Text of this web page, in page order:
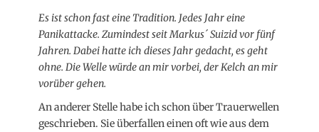
Es ist schon fast eine Tradition. Jedes Jahr eine
Panikattacke. Zumindest seit Markus´ Suizid vor fünf
Jahren. Dabei hatte ich dieses Jahr gedacht, es geht
ohne. Die Welle würde an mir vorbei, der Kelch an mir
vorüber gehen.
An anderer Stelle habe ich schon über Trauerwellen
geschrieben. Sie überfallen einen oft wie aus dem